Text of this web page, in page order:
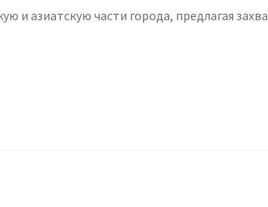
и азиатскую части города, предлагая